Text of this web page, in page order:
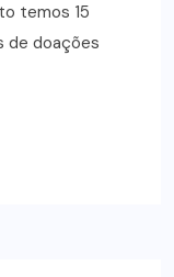
temos 15
de doações